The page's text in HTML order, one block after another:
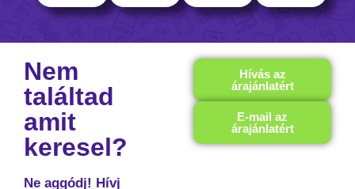
Nem
találtad
amit
keresel?
Ne aggódj! Hívj
Hívás az
árajánlatért
E-mail az
árajánlatért